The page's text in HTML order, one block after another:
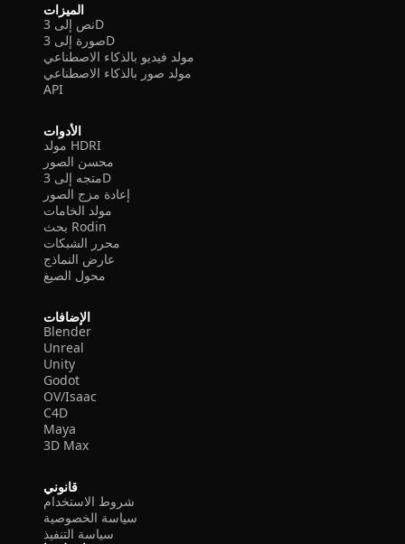
الميزات
نص إلى 3D
صورة إلى 3D
مولد فيديو بالذكاء الاصطناعي
مولد صور بالذكاء الاصطناعي
API
الأدوات
مولد HDRI
محسن الصور
متجه إلى 3D
إعادة مزج الصور
مولد الخامات
بحث Rodin
محرر الشبكات
عارض النماذج
محول الصيغ
الإضافات
Blender
Unreal
Unity
Godot
OV/Isaac
C4D
Maya
3D Max
قانوني
شروط الاستخدام
سياسة الخصوصية
سياسة التنفيذ